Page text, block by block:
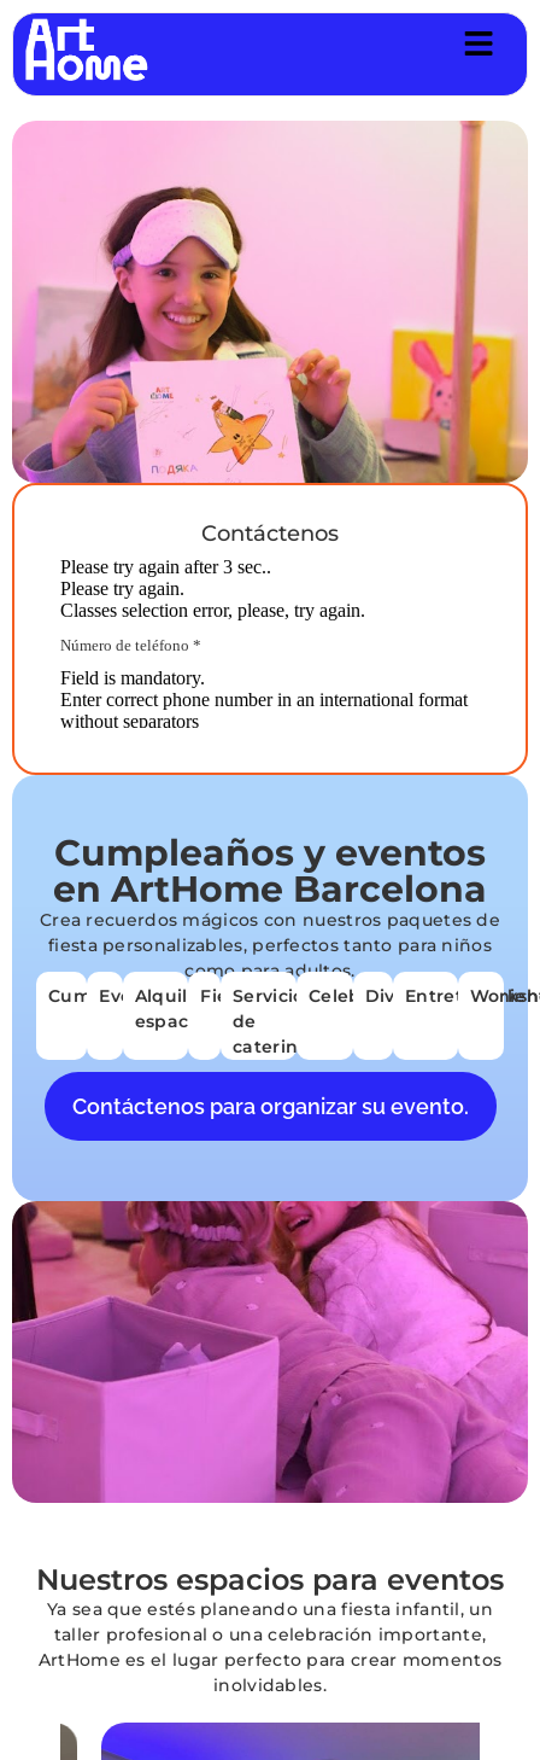
Contáctenos
Cumpleaños y eventos
en ArtHome Barcelona
Crea recuerdos mágicos con nuestros paquetes de
fiesta personalizables, perfectos tanto para niños
como para adultos.
Cumpleaños
EventosAlquilar
espacios
FiestasServicio
de
catering
Celebraciones
Diversión
Contáctenos para organizar su evento.
Nuestros espacios para eventos
Ya sea que estés planeando una fiesta infantil, un
taller profesional o una celebración importante,
ArtHome es el lugar perfecto para crear momentos
inolvidables.